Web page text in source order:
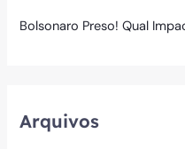
Bolsonaro Preso! Qual
Arquivos